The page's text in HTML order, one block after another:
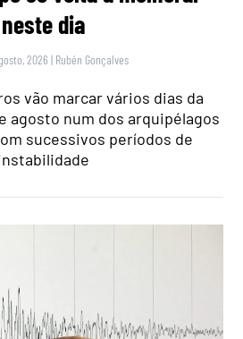
neste dia
2026 | Rubén Gonçalves
vão marcar vários dias da
agosto num dos arquipélagos
sucessivos períodos de